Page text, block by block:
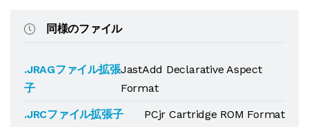
同様のファイル
.JRAGファイル拡張
子
JastAdd Declarative Aspect
Format
.JRCファイル拡張子
PCjr Cartridge ROM Format